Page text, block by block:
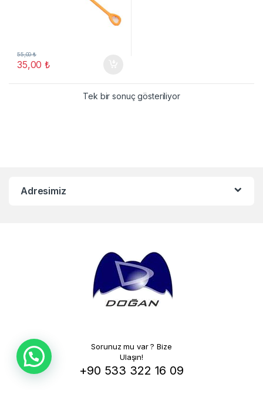
35,00₺
55,00₺
Tek bir sonuç gösteriliyor
Adresimiz
Sorunuz mu var ? Bize
Ulaşın!
+90 533 322 16 09